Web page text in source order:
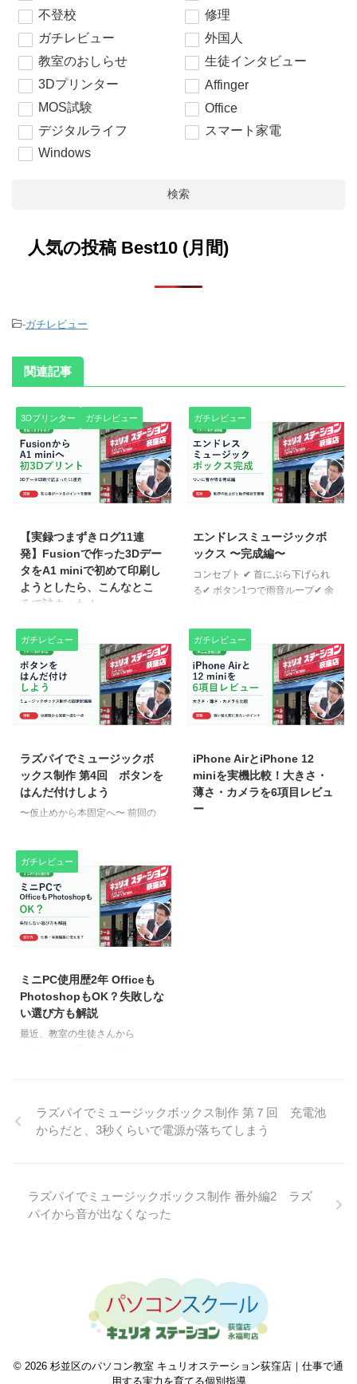
不登校
修理
ガチレビュー
外国人
教室のおしらせ
生徒インタビュー
3Dプリンター
Affinger
MOS試験
Office
デジタルライフ
スマート家電
Windows
検索
人気の投稿 Best10 (月間)
-ガチレビュー
関連記事
3Dプリンター ガチレビュー
【実録つまずきログ11連
発】Fusionで作った3Dデー
タをA1 miniで初めて印刷し
ようとしたら、こんなとこ
ろで詰まった！
してやっとデータが作れた！いざ
印刷！でも何をすれば、、？」
今回の主役・マルちゃんは、ずっ
と欲しかった3Dプリンター
「Bambu Lab A1 mini」をついに
購入。「自分でデザインしたもの
う夢を持っています。 3Dモデル
の作成にはFusion 360を使いまし
た。商用でなければ無料で使える
ソフトです。キュリオステーショ
ン荻窪店で基本を学習し、押し出
の形を作り上げることができまし
た。 ...
ガチレビュー
エンドレスミュージックボ
ックス 〜完成編〜
コンセプト ✔ 首にぶら下げられ
る✔ ボタン1つで雨音ループ✔ 余
スイッチ”。 🧩 パッケージ設計 ■
素材 100円ショップのプラ板（薄
め） 理由： 軽い 切りやすい 穴あ
け簡単 折り加工できる 加工ミス
してもダメージが小さい ■ 設計思
想 ✔ パーツを分けない✔ 1枚を折
ガチレビュー
ラズパイでミュージックボ
ックス制作 第4回 ボタンを
はんだ付けしよう
〜仮止めから本固定へ〜 前回の
場所を特定 押しボタン（プッシ
ュボタン）をラズパイと仮接続
仮接続に使うコードはジャンパー
ワイヤー という状態を作り、ボ
タンを押すとラズパイのターミナ
ルに PUSH! と表示されるところ
できたので、いよいよ 本固定＝
はんだ付け に進みます。 今回は
「はんだ付け」の回
https://www.amazon.co.jp/dp/B0D
H3LQ1WH?&linkCode=ll2& ...
ガチレビュー
iPhone AirとiPhone 12
miniを実機比較！大きさ・
薄さ・カメラを6項目レビュ
ー
ガチレビュー
ミニPC使用歴2年 Officeも
PhotoshopもOK？失敗しな
い選び方も解説
最近、教室の生徒さんから
の価格はちょっと驚きですよね。
実は私自身、NipogiのミニPCを
した画像編集も問題なくこなせて
います。でも、安いからこそ「最
ラズパイでミュージックボックス制作 第７回 充電池
からだと、3秒くらいで電源が落ちてしまう
ラズパイでミュージックボックス制作 番外編2 ラズ
パイから音が出なくなった
© 2026 杉並区のパソコン教室 キュリオステーション荻窪店｜仕事で通
用する実力を育てる個別指導